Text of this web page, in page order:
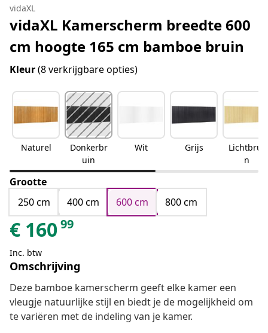
vidaXL
vidaXL Kamerscherm breedte 600
cm hoogte 165 cm bamboe bruin
Kleur(8 verkrijgbare opties)
Naturel
Donkerbr
uin
Wit Grijs
Lichtbrui
n
Grootte
250 cm
400 cm 600 cm 800 cm
€ 16099
Inc. btw
Omschrijving
Deze bamboe kamerscherm geeft elke kamer een
vleugje natuurlijke stijl en biedt je de mogelijkheid om
te variëren met de indeling van je kamer.